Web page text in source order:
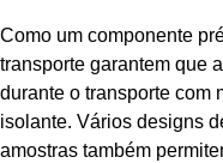
Como um componente
transporte garantem que
durante o transporte com
isolante. Vários designs
amostras também